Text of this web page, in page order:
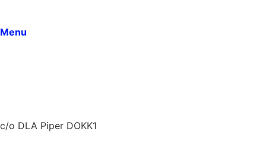
Menu
c/o DLA Piper DOKK1